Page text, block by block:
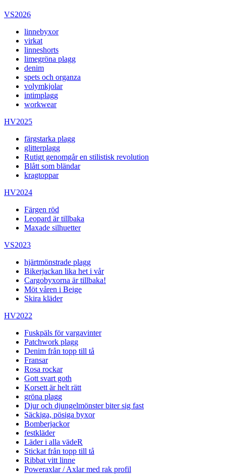
VS2026
linnebyxor
virkat
linneshorts
limegröna plagg
denim
spets och organza
volymkjolar
intimplagg
workwear
HV2025
färgstarka plagg
glitterplagg
Rutigt genomgår en stilistisk revolution
Blått som bländar
kragtoppar
HV2024
Färgen röd
Leopard är tillbaka
Maxade silhuetter
VS2023
hjärtmönstrade plagg
Bikerjackan lika het i vår
Cargobyxorna är tillbaka!
Möt våren i Beige
Skira kläder
HV2022
Fuskpäls för vargavinter
Patchwork plagg
Denim från topp till tå
Fransar
Rosa rockar
Gott svart goth
Korsett är helt rätt
gröna plagg
Djur och djungelmönster biter sig fast
Säckiga, pösiga byxor
Bomberjackor
festkläder
Läder i alla vädeR
Stickat från topp till tå
Ribbat vitt linne
Poweraxlar / Axlar med rak profil